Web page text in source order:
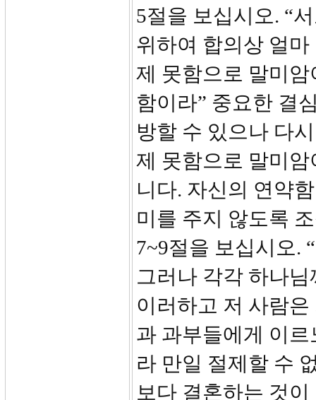
5절을 보십시오. “
위하여 합의상 얼
제 못함으로 말미
함이라” 중요한 결
방할 수 있으나 다
제 못함으로 말미
니다. 자신의 연약
미를 주지 않도록
7~9절을 보십시오.
그러나 각각 하나
이러하고 저 사람
과 과부들에게 이
라 만일 절제할 수
보다 결혼하는 것